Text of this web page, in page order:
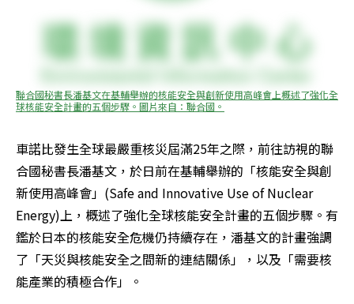
聯合國秘書長潘基文在基輔舉辦的核能安全與創新使用高峰會上概述了強化全
球核能安全計畫的五個步驟。圖片來自：聯合國。
車諾比發生全球最嚴重核災屆滿25年之際，前往訪視的聯
合國秘書長潘基文，於日前在基輔舉辦的「核能安全與創
新使用高峰會」(Safe and Innovative Use of Nuclear
Energy)上，概述了強化全球核能安全計畫的五個步驟。有
鑑於日本的核能安全危機仍持續存在，潘基文的計畫強調
了「天災與核能安全之間新的連結關係」，以及「需要核
能產業的積極合作」。